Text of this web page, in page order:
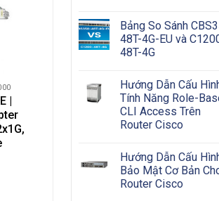
Bảng So Sánh
48T-4G-EU và
48T-4G
Hướng Dẫn Cấu
Tính Năng Role-
CLI Access Trên
Router Cisco
Hướng Dẫn Cấu
Bảo Mật Cơ Bản
Router Cisco
|